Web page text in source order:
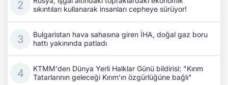
sıkıntıları kullanarak insanları cepheye sürüyor!
Bulgaristan hava sahasına giren İHA, doğal gaz boru
hattı yakınında patladı
KTMM'den Dünya Yerli Halklar Günü bildirisi: "Kırım
Tatarlarının geleceği Kırım’ın özgürlüğüne bağlı"